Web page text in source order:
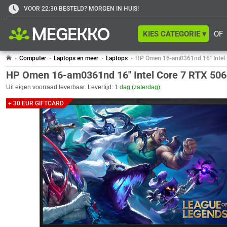
VOOR 22:30 BESTELD? MORGEN IN HUIS!
OF
KIES CATEGORIE ▾
Computer Laptops en meer Laptops HP Omen 16-am0361nd 16"
HP Omen 16-am0361nd 16" Intel Core 7 RTX
Uit eigen voorraad leverbaar. Levertijd: 1 dag (zaterdag)
+ 30 EUR GIFTCARD